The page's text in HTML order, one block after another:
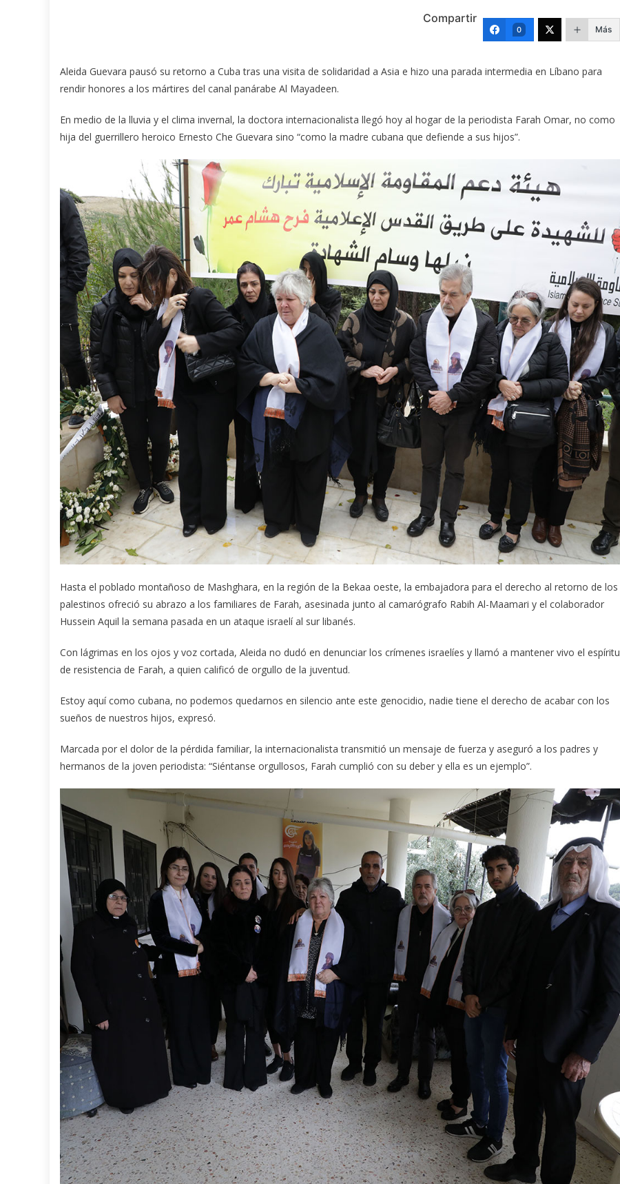
Compartir
0 Más
Aleida Guevara pausó su retorno a Cuba tras una visita de solidaridad a Asia e hizo una parada intermedia en Líbano para
rendir honores a los mártires del canal panárabe Al Mayadeen.
En medio de la lluvia y el clima invernal, la doctora internacionalista llegó hoy al hogar de la periodista Farah Omar, no como
hija del guerrillero heroico Ernesto Che Guevara sino “como la madre cubana que defiende a sus hijos”.
Hasta el poblado montañoso de Mashghara, en la región de la Bekaa oeste, la embajadora para el derecho al retorno de los
palestinos ofreció su abrazo a los familiares de Farah, asesinada junto al camarógrafo Rabih Al-Maamari y el colaborador
Hussein Aquil la semana pasada en un ataque israelí al sur libanés.
Con lágrimas en los ojos y voz cortada, Aleida no dudó en denunciar los crímenes israelíes y llamó a mantener vivo el espíritu
de resistencia de Farah, a quien calificó de orgullo de la juventud.
Estoy aquí como cubana, no podemos quedarnos en silencio ante este genocidio, nadie tiene el derecho de acabar con los
sueños de nuestros hijos, expresó.
Marcada por el dolor de la pérdida familiar, la internacionalista transmitió un mensaje de fuerza y aseguró a los padres y
hermanos de la joven periodista: “Siéntanse orgullosos, Farah cumplió con su deber y ella es un ejemplo”.